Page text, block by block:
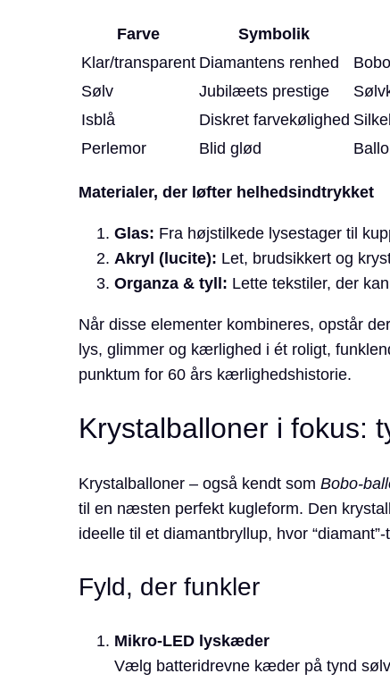
Farve Symbolik
Klar/transparent Diamantens renhed
Sølv
Jubilæets prestige
Isblå
Diskret farve­kølighed
Perlemor
Blid glød
Materialer, der løfter helhedsindtrykket
Glas: Fra højstilkede lysestager til
Akryl (lucite): Let, brudsikkert og
Organza & tyll: Lette tekstiler, der
Når disse elementer kombineres, opstår
lys, glimmer og kærlighed i ét roligt,
punktum for 60 års kærlighedshistorie.
Krystalballoner i fokus:
Krystalballoner – også kendt som Bobo-
til en næsten perfekt kugleform. Den
ideelle til et diamantbryllup, hvor
Fyld, der funkler
Mikro-LED lyskæder
Vælg batteridrevne kæder på tynd